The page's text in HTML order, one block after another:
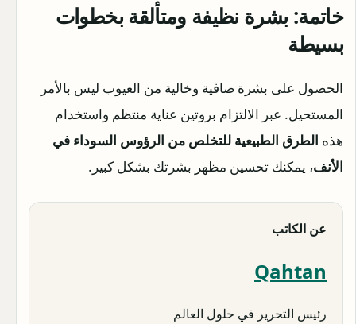
خاتمة: بشرة نظيفة ومتألقة بخطوات
بسيطة
الحصول على بشرة صافية وخالية من العيوب ليس بالأمر
المستحيل. عبر الالتزام بروتين عناية منتظم واستخدام
هذه الطرق الطبيعية للتخلص من الرؤوس السوداء في
الأنف، يمكنك تحسين مظهر بشرتك بشكل كبير.
عن الكاتب
Qahtan
رئيس التحرير في حلول العالم